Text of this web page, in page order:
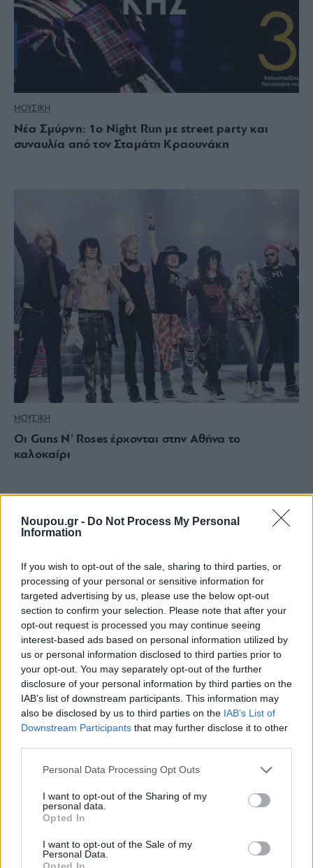
Noupou.gr - Do Not Process My Personal
Information
If you wish to opt-out of the sale, sharing to third parties, or
processing of your personal or sensitive information for
targeted advertising by us, please use the below opt-out
section to confirm your selection. Please note that after your
opt-out request is processed you may continue seeing
interest-based ads based on personal information utilized by
us or personal information disclosed to third parties prior to
your opt-out. You may separately opt-out of the further
disclosure of your personal information by third parties on the
IAB’s list of downstream participants. This information may
also be disclosed by us to third parties on the IAB’s List of
Downstream Participants that may further disclose it to other
Please note that this website/app uses one or more Google
not limited to your visit or usage behaviour. You may click to
grant or deny consent to Google and its third-party tags to
use your data for below specified purposes in below Google
consent section.
Personal Data Processing Opt Outs
I want to opt-out of the Sharing of my
personal data.
Opted In
I want to opt-out of the Sale of my
Personal Data.
Opted In
ΜΟΥΣΙΚΗ
Nέα Σμύρνη: 1o Νight Run με street party και
συναυλία από τον Σταμάτη Κραουνάκη
ΜΟΥΣΙΚΗ
Οι Guns N’ Roses έρχονται στην Αθήνα το
καλοκαίρι
ΜΟΥΣΙΚΗ
The Ellinikon Experience Park: Χορεύουμε στους
ρυθμούς των Swingin’ Cats